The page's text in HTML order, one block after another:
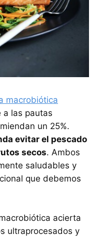
macrobiótica
a las pautas
un 25%.
evitar el pescado
secos. Ambos
saludables y
que debemos
acierta
ultraprocesados y